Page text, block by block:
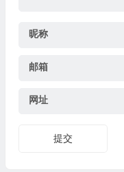
昵称
邮箱
网址
提交